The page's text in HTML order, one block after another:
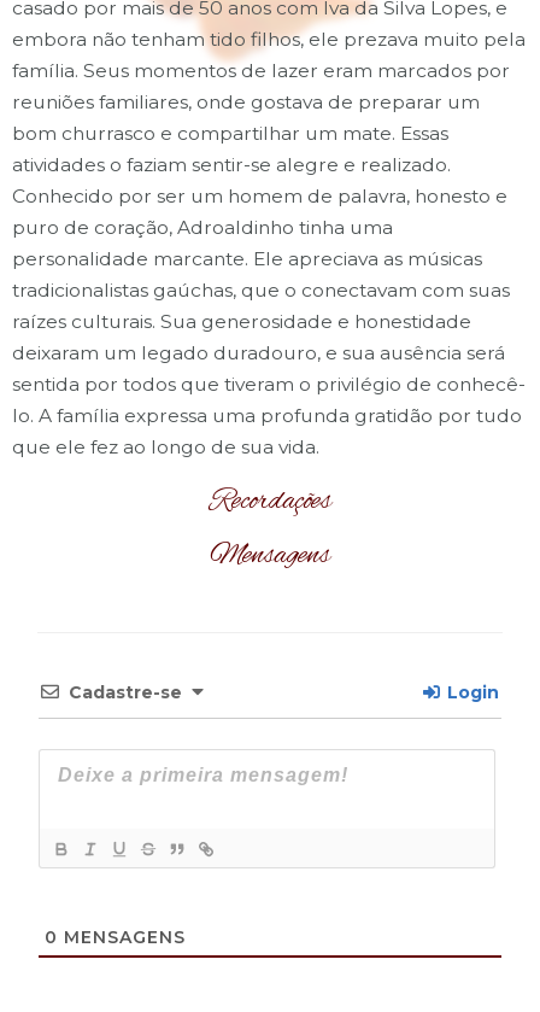
casado por mais de 50 anos com Iva da Silva Lopes, e
embora não tenham tido filhos, ele prezava muito pela
família. Seus momentos de lazer eram marcados por
reuniões familiares, onde gostava de preparar um
bom churrasco e compartilhar um mate. Essas
atividades o faziam sentir-se alegre e realizado.
Conhecido por ser um homem de palavra, honesto e
puro de coração, Adroaldinho tinha uma
personalidade marcante. Ele apreciava as músicas
tradicionalistas gaúchas, que o conectavam com suas
raízes culturais. Sua generosidade e honestidade
deixaram um legado duradouro, e sua ausência será
sentida por todos que tiveram o privilégio de conhecê-
lo. A família expressa uma profunda gratidão por tudo
que ele fez ao longo de sua vida.
Recordações
Mensagens
Cadastre-se Login
0 MENSAGENS